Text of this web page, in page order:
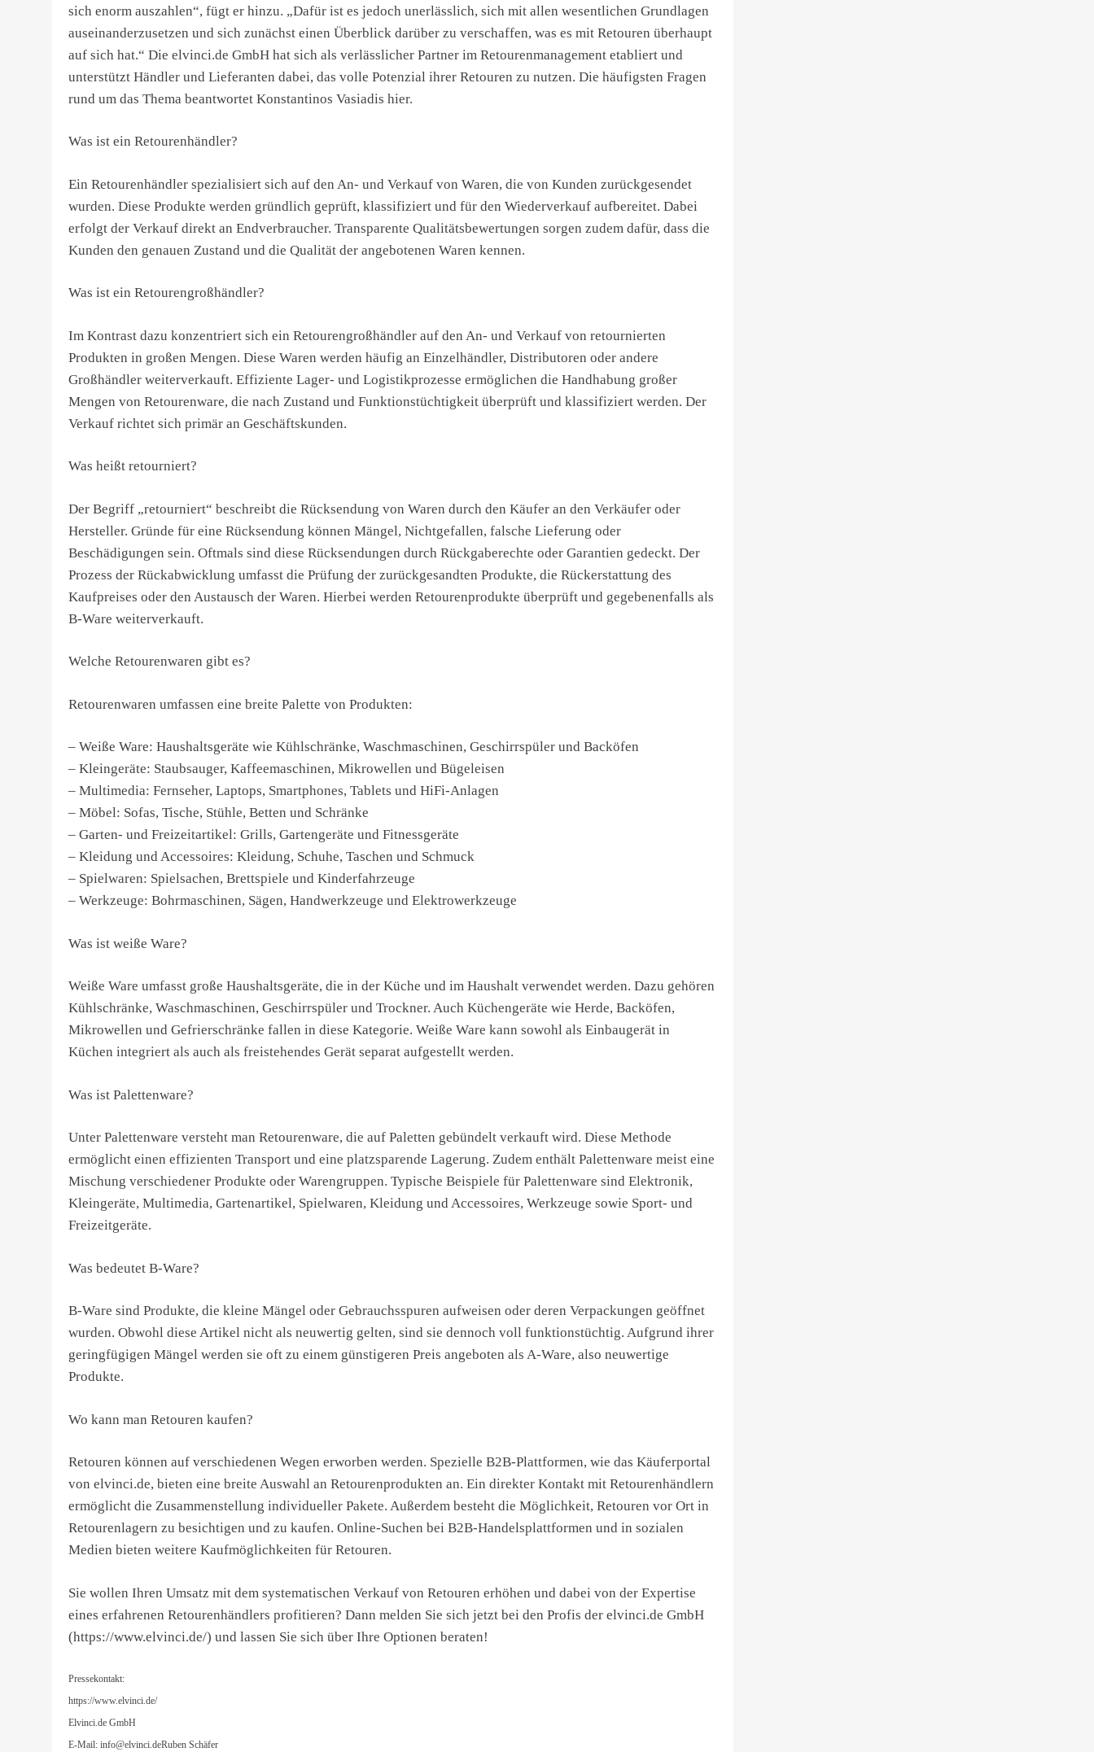
sich enorm auszahlen“, fügt er hinzu. „Dafür ist es jedoch unerlässlich, sich mit allen wesentlichen Grundlagen
auseinanderzusetzen und sich zunächst einen Überblick darüber zu verschaffen, was es mit Retouren überhaupt
auf sich hat.“ Die elvinci.de GmbH hat sich als verlässlicher Partner im Retourenmanagement etabliert und
unterstützt Händler und Lieferanten dabei, das volle Potenzial ihrer Retouren zu nutzen. Die häufigsten Fragen
rund um das Thema beantwortet Konstantinos Vasiadis hier.
Was ist ein Retourenhändler?
Ein Retourenhändler spezialisiert sich auf den An- und Verkauf von Waren, die von Kunden zurückgesendet
wurden. Diese Produkte werden gründlich geprüft, klassifiziert und für den Wiederverkauf aufbereitet. Dabei
erfolgt der Verkauf direkt an Endverbraucher. Transparente Qualitätsbewertungen sorgen zudem dafür, dass die
Kunden den genauen Zustand und die Qualität der angebotenen Waren kennen.
Was ist ein Retourengroßhändler?
Im Kontrast dazu konzentriert sich ein Retourengroßhändler auf den An- und Verkauf von retournierten
Produkten in großen Mengen. Diese Waren werden häufig an Einzelhändler, Distributoren oder andere
Großhändler weiterverkauft. Effiziente Lager- und Logistikprozesse ermöglichen die Handhabung großer
Mengen von Retourenware, die nach Zustand und Funktionstüchtigkeit überprüft und klassifiziert werden. Der
Verkauf richtet sich primär an Geschäftskunden.
Was heißt retourniert?
Der Begriff „retourniert“ beschreibt die Rücksendung von Waren durch den Käufer an den Verkäufer oder
Hersteller. Gründe für eine Rücksendung können Mängel, Nichtgefallen, falsche Lieferung oder
Beschädigungen sein. Oftmals sind diese Rücksendungen durch Rückgaberechte oder Garantien gedeckt. Der
Prozess der Rückabwicklung umfasst die Prüfung der zurückgesandten Produkte, die Rückerstattung des
Kaufpreises oder den Austausch der Waren. Hierbei werden Retourenprodukte überprüft und gegebenenfalls als
B-Ware weiterverkauft.
Welche Retourenwaren gibt es?
Retourenwaren umfassen eine breite Palette von Produkten:
– Weiße Ware: Haushaltsgeräte wie Kühlschränke, Waschmaschinen, Geschirrspüler und Backöfen
– Kleingeräte: Staubsauger, Kaffeemaschinen, Mikrowellen und Bügeleisen
– Multimedia: Fernseher, Laptops, Smartphones, Tablets und HiFi-Anlagen
– Möbel: Sofas, Tische, Stühle, Betten und Schränke
– Garten- und Freizeitartikel: Grills, Gartengeräte und Fitnessgeräte
– Kleidung und Accessoires: Kleidung, Schuhe, Taschen und Schmuck
– Spielwaren: Spielsachen, Brettspiele und Kinderfahrzeuge
– Werkzeuge: Bohrmaschinen, Sägen, Handwerkzeuge und Elektrowerkzeuge
Was ist weiße Ware?
Weiße Ware umfasst große Haushaltsgeräte, die in der Küche und im Haushalt verwendet werden. Dazu gehören
Kühlschränke, Waschmaschinen, Geschirrspüler und Trockner. Auch Küchengeräte wie Herde, Backöfen,
Mikrowellen und Gefrierschränke fallen in diese Kategorie. Weiße Ware kann sowohl als Einbaugerät in
Küchen integriert als auch als freistehendes Gerät separat aufgestellt werden.
Was ist Palettenware?
Unter Palettenware versteht man Retourenware, die auf Paletten gebündelt verkauft wird. Diese Methode
ermöglicht einen effizienten Transport und eine platzsparende Lagerung. Zudem enthält Palettenware meist eine
Mischung verschiedener Produkte oder Warengruppen. Typische Beispiele für Palettenware sind Elektronik,
Kleingeräte, Multimedia, Gartenartikel, Spielwaren, Kleidung und Accessoires, Werkzeuge sowie Sport- und
Freizeitgeräte.
Was bedeutet B-Ware?
B-Ware sind Produkte, die kleine Mängel oder Gebrauchsspuren aufweisen oder deren Verpackungen geöffnet
wurden. Obwohl diese Artikel nicht als neuwertig gelten, sind sie dennoch voll funktionstüchtig. Aufgrund ihrer
geringfügigen Mängel werden sie oft zu einem günstigeren Preis angeboten als A-Ware, also neuwertige
Produkte.
Wo kann man Retouren kaufen?
Retouren können auf verschiedenen Wegen erworben werden. Spezielle B2B-Plattformen, wie das Käuferportal
von elvinci.de, bieten eine breite Auswahl an Retourenprodukten an. Ein direkter Kontakt mit Retourenhändlern
ermöglicht die Zusammenstellung individueller Pakete. Außerdem besteht die Möglichkeit, Retouren vor Ort in
Retourenlagern zu besichtigen und zu kaufen. Online-Suchen bei B2B-Handelsplattformen und in sozialen
Medien bieten weitere Kaufmöglichkeiten für Retouren.
Sie wollen Ihren Umsatz mit dem systematischen Verkauf von Retouren erhöhen und dabei von der Expertise
eines erfahrenen Retourenhändlers profitieren? Dann melden Sie sich jetzt bei den Profis der elvinci.de GmbH
(https://www.elvinci.de/) und lassen Sie sich über Ihre Optionen beraten!
Pressekontakt:
https://www.elvinci.de/
Elvinci.de GmbH
E-Mail: info@elvinci.deRuben Schäfer